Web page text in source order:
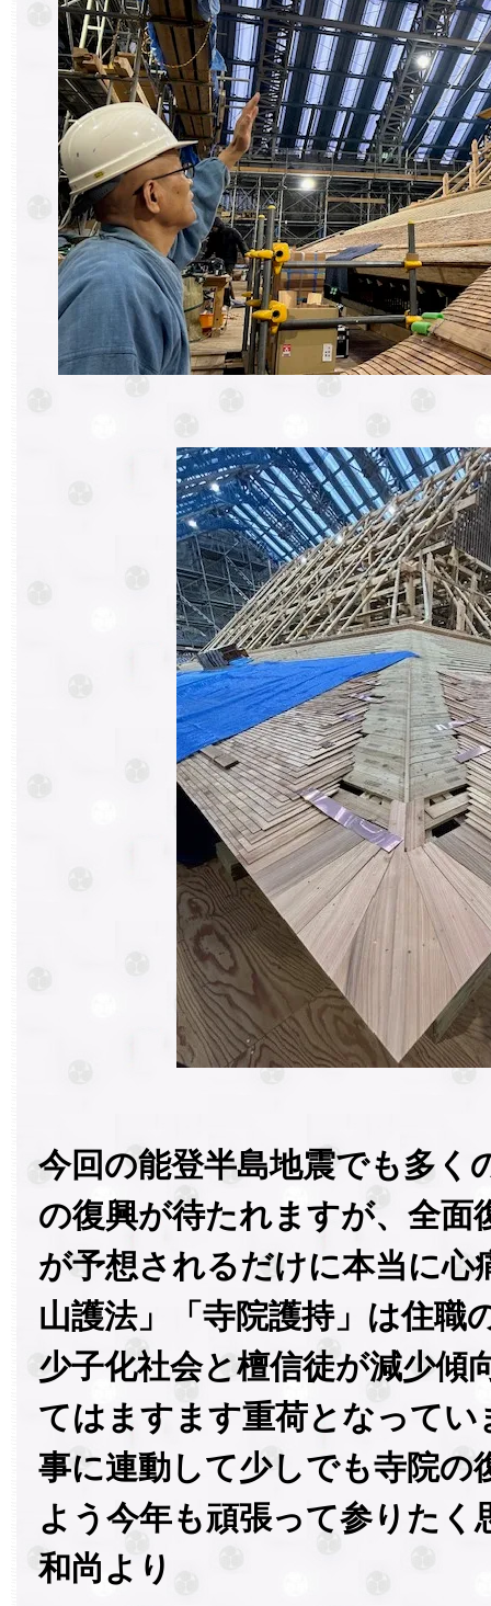
今回の能登半島地震でも多く
の復興が待たれますが、全面
が予想されるだけに本当に心
山護法」「寺院護持」は住職
少子化社会と檀信徒が減少傾
てはますます重荷となってい
事に連動して少しでも寺院の
よう今年も頑張って参りたく
和尚より